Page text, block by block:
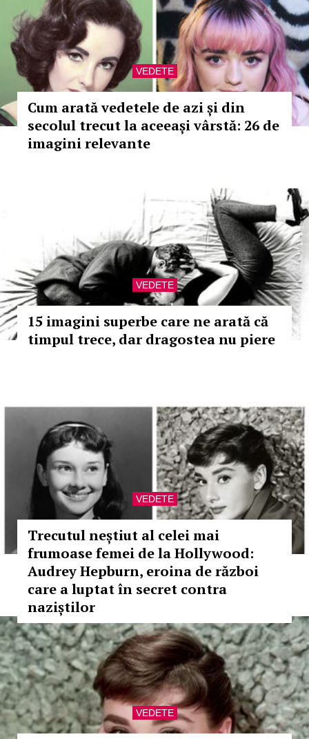
VEDETE
Cum arată vedetele de azi și din
secolul trecut la aceeași vârstă: 26 de
imagini relevante
VEDETE
15 imagini superbe care ne arată că
timpul trece, dar dragostea nu piere
VEDETE
Trecutul neștiut al celei mai
frumoase femei de la Hollywood:
Audrey Hepburn, eroina de război
care a luptat în secret contra
naziștilor
VEDETE